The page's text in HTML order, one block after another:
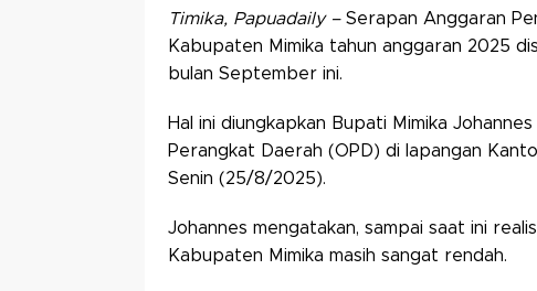
Timika, Papuadaily –Serapan Anggaran
Kabupaten Mimika tahun anggaran 2025
bulan September ini.
Hal ini diungkapkan Bupati Mimika
Perangkat Daerah (OPD) di lapangan
Senin (25/8/2025).
Johannes mengatakan, sampai saat ini
Kabupaten Mimika masih sangat rendah.